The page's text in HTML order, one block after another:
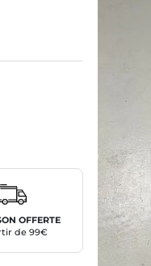
OFFERTE
de 99€